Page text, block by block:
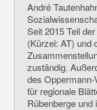
André
Seit 2015 Teil
(Kürzel: AT) und
zuständig.
des
für regionale
Rübenberge